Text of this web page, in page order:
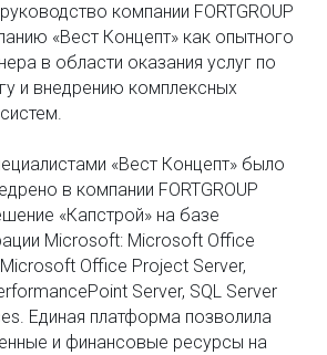
компании FORTGROUP
«Вест Концепт» как опытного
в области оказания услуг по
и внедрению комплексных
«Вест Концепт» было
в компании FORTGROUP
«Капстрой» на базе
Microsoft: Microsoft Office
Office Project Server,
Server, SQL Server
Единая платформа позволила
и финансовые ресурсы на